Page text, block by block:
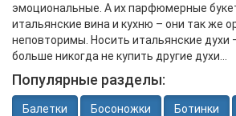
эмоциональные. А их парфюмерные
итальянские вина и кухню – они так же
неповторимы. Носить итальянские духи
больше никогда не купить другие духи…
Популярные разделы:
Балетки Босоножки Ботинки